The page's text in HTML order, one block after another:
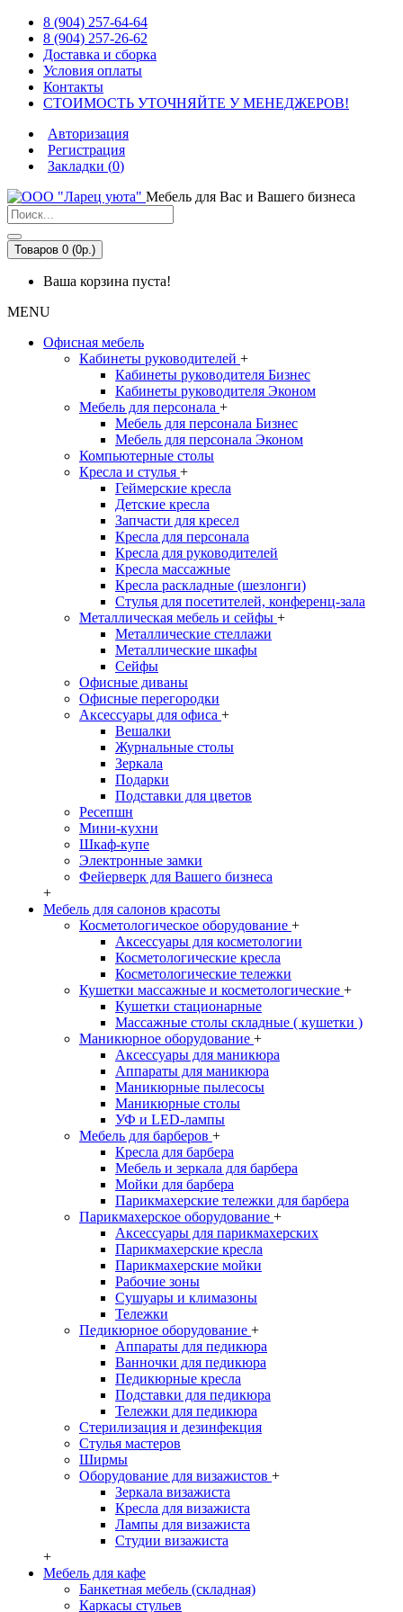
8 (904) 257-64-64
8 (904) 257-26-62
Доставка и сборка
Условия оплаты
Контакты
СТОИМОСТЬ УТОЧНЯЙТЕ У МЕНЕДЖЕРОВ!
Авторизация
Регистрация
Закладки (0)
Мебель для Вас и Вашего бизнеса
Товаров 0 (0р.)
Ваша корзина пуста!
MENU
Офисная мебель
Кабинеты руководителей +
Кабинеты руководителя Бизнес
Кабинеты руководителя Эконом
Мебель для персонала +
Мебель для персонала Бизнес
Мебель для персонала Эконом
Компьютерные столы
Кресла и стулья +
Геймерские кресла
Детские кресла
Запчасти для кресел
Кресла для персонала
Кресла для руководителей
Кресла массажные
Кресла раскладные (шезлонги)
Стулья для посетителей, конференц-зала
Металлическая мебель и сейфы +
Металлические стеллажи
Металлические шкафы
Сейфы
Офисные диваны
Офисные перегородки
Аксессуары для офиса +
Вешалки
Журнальные столы
Зеркала
Подарки
Подставки для цветов
Ресепшн
Мини-кухни
Шкаф-купе
Электронные замки
Фейерверк для Вашего бизнеса
+
Мебель для салонов красоты
Косметологическое оборудование +
Аксессуары для косметологии
Косметологические кресла
Косметологические тележки
Кушетки массажные и косметологические +
Кушетки стационарные
Массажные столы складные ( кушетки )
Маникюрное оборудование +
Аксессуары для маникюра
Аппараты для маникюра
Маникюрные пылесосы
Маникюрные столы
УФ и LED-лампы
Мебель для барберов +
Кресла для барбера
Мебель и зеркала для барбера
Мойки для барбера
Парикмахерские тележки для барбера
Парикмахерское оборудование +
Аксессуары для парикмахерских
Парикмахерские кресла
Парикмахерские мойки
Рабочие зоны
Сушуары и климазоны
Тележки
Педикюрное оборудование +
Аппараты для педикюра
Ванночки для педикюра
Педикюрные кресла
Подставки для педикюра
Тележки для педикюра
Стерилизация и дезинфекция
Стулья мастеров
Ширмы
Оборудование для визажистов +
Зеркала визажиста
Кресла для визажиста
Лампы для визажиста
Студии визажиста
+
Мебель для кафе
Банкетная мебель (складная)
Каркасы стульев